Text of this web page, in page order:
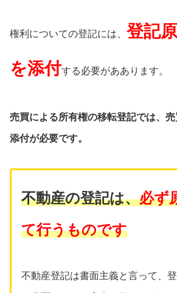
権利についての登記には、 登記
を添付する必要がああります。
売買による所有権の移転登記では、
添付が必要です。
不動産の登記は、必ず
て行うものです
不動産登記は書面主義と言って、